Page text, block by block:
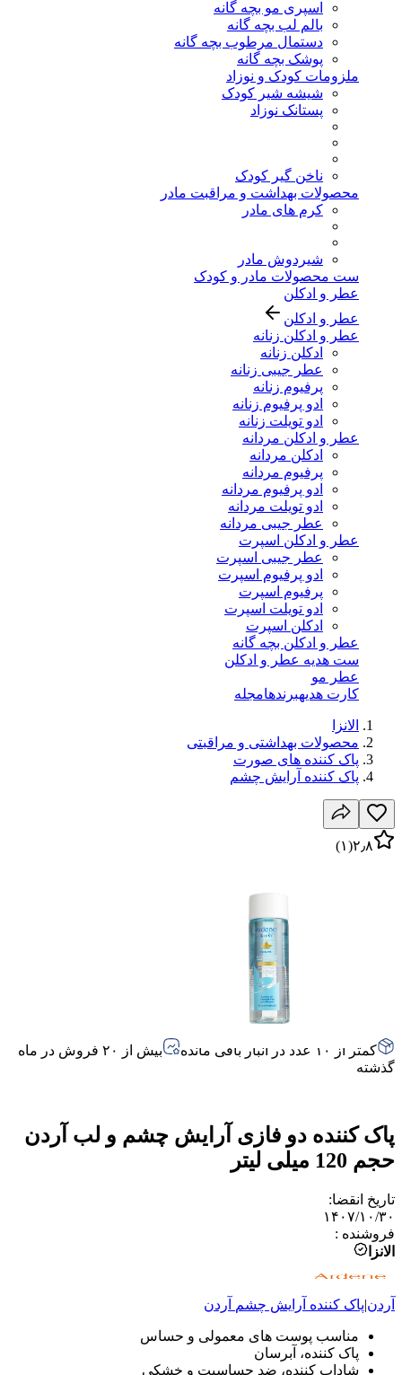
اسپری مو بچه گانه
بالم لب بچه گانه
دستمال مرطوب بچه گانه
پوشک بچه گانه
ملزومات کودک و نوزاد
شیشه شیر کودک
پستانک نوزاد
ناخن گیر کودک
محصولات بهداشت و مراقبت مادر
کرم های مادر
شیردوش مادر
ست محصولات مادر و کودک
عطر و ادکلن
عطر و ادکلن
عطر و ادکلن زنانه
ادکلن زنانه
عطر جیبی زنانه
پرفیوم زنانه
ادو پرفیوم زنانه
ادو تویلت زنانه
عطر و ادکلن مردانه
ادکلن مردانه
پرفیوم مردانه
ادو پرفیوم مردانه
ادو تویلت مردانه
عطر جیبی مردانه
عطر و ادکلن اسپرت
عطر جیبی اسپرت
ادو پرفیوم اسپرت
پرفیوم اسپرت
ادو تویلت اسپرت
ادکلن اسپرت
عطر و ادکلن بچه گانه
ست هدیه عطر و ادکلن
عطر مو
کارت هدیهبرندهامجله
الانزا
محصولات بهداشتی و مراقبتی
پاک کننده های صورت
پاک کننده آرایش چشم
۲٫۸(۱)
کمتر از ۱۰ عدد در انبار باقی مانده
بیش از ۲۰ فروش در ماه
گذشته
پاک کننده دو فازی آرایش چشم و لب آردن
حجم 120 میلی لیتر
تاریخ انقضا:
۱۴۰۷/۱۰/۳۰
فروشنده :
الانزا
آردن|پاک کننده آرایش چشم آردن
مناسب پوست های معمولی و حساس
پاک کننده، آبرسان
شاداب کننده، ضد حساسیت و خشکی